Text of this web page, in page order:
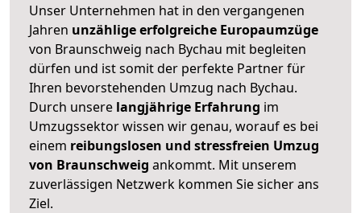
Unser Unternehmen hat in den vergangenen
Jahren unzählige erfolgreiche Europaumzüge
von Braunschweig nach Bychau mit begleiten
dürfen und ist somit der perfekte Partner für
Ihren bevorstehenden Umzug nach Bychau.
Durch unsere langjährige Erfahrung im
Umzugssektor wissen wir genau, worauf es bei
einem reibungslosen und stressfreien Umzug
von Braunschweig ankommt. Mit unserem
zuverlässigen Netzwerk kommen Sie sicher ans
Ziel.